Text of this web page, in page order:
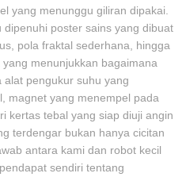
yang menunggu giliran dipakai.
poster sains yang dibuat
pola fraktal sederhana, hingga
menunjukkan bagaimana
alat pengukur suhu yang
magnet yang menempel pada
kertas tebal yang siap diuji angin
terdengar bukan hanya cicitan
antara kami dan robot kecil
sendiri tentang